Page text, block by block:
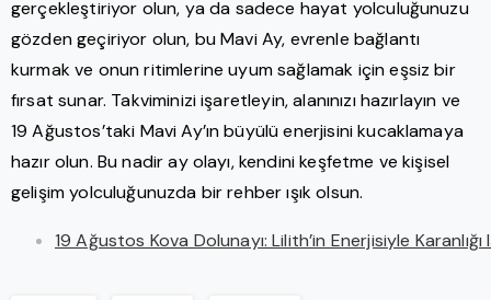
gerçekleştiriyor olun, ya da sadece hayat yolculuğunuzu
gözden geçiriyor olun, bu Mavi Ay, evrenle bağlantı
kurmak ve onun ritimlerine uyum sağlamak için eşsiz bir
fırsat sunar. Takviminizi işaretleyin, alanınızı hazırlayın ve
19 Ağustos’taki Mavi Ay’ın büyülü enerjisini kucaklamaya
hazır olun. Bu nadir ay olayı, kendini keşfetme ve kişisel
gelişim yolculuğunuzda bir rehber ışık olsun.
19 Ağustos Kova Dolunayı: Lilith’in Enerjisiyle